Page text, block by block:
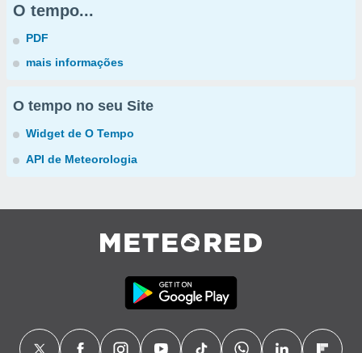
O tempo...
PDF
mais informações
O tempo no seu Site
Widget de O Tempo
API de Meteorologia